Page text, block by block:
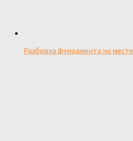
Разбивка фундамента на месте